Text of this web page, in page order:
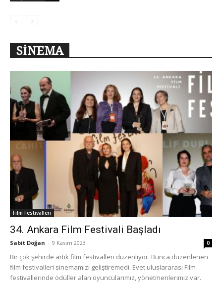
SİNEMA
Film Festivalleri
34. Ankara Film Festivali Başladı
Sabit Doğan - 9 Kasım 2023 0
Bir çok şehirde artık film festivalleri düzenliyor. Bunca düzenlenen
film festivalleri sinemamızı geliştiremedi. Evet uluslararası Film
festivallerinde ödüller alan oyuncularımız, yönetmenlerimiz var.